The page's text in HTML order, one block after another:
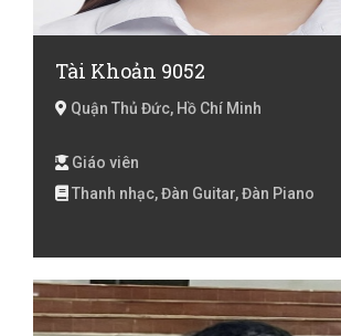
Tài Khoản 9052
Quận Thủ Đức, Hồ Chí Minh
Giáo viên
Thanh nhạc, Đàn Guitar, Đàn Piano